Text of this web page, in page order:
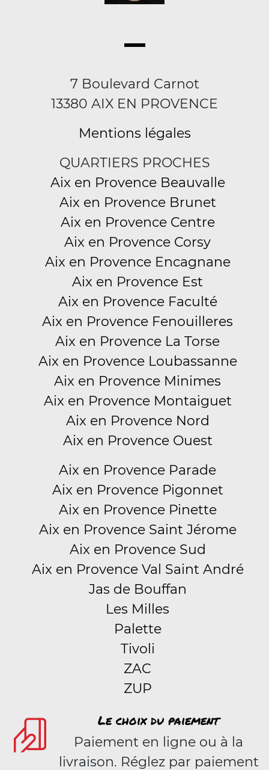
7 Boulevard Carnot
13380 AIX EN PROVENCE
Mentions légales
QUARTIERS PROCHES
Aix en Provence Beauvalle
Aix en Provence Brunet
Aix en Provence Centre
Aix en Provence Corsy
Aix en Provence Encagnane
Aix en Provence Est
Aix en Provence Faculté
Aix en Provence Fenouilleres
Aix en Provence La Torse
Aix en Provence Loubassanne
Aix en Provence Minimes
Aix en Provence Montaiguet
Aix en Provence Nord
Aix en Provence Ouest
Aix en Provence Parade
Aix en Provence Pigonnet
Aix en Provence Pinette
Aix en Provence Saint Jérome
Aix en Provence Sud
Aix en Provence Val Saint André
Jas de Bouffan
Les Milles
Palette
Tivoli
ZAC
ZUP
Le choix du paiement
Paiement en ligne ou à la
livraison. Réglez par paiement